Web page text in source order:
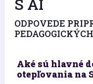
S AI
ODPOVEDE
Aké sú hlavné
otepľovania na